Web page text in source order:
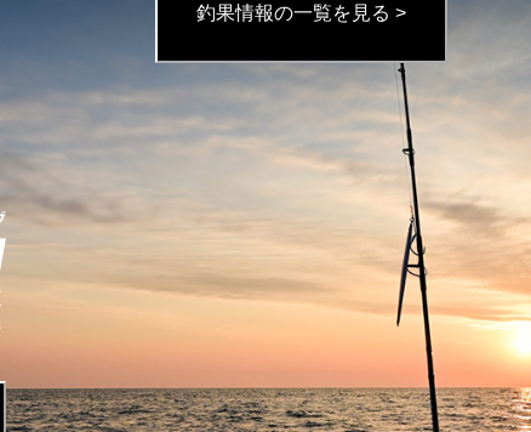
釣果情報の一覧を見る >